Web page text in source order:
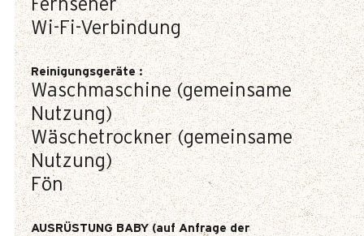
Fernseher
Wi-Fi-Verbindung
Reinigungsgeräte:
Waschmaschine (gemeinsame
Nutzung)
Wäschetrockner (gemeinsame
Nutzung)
Fön
AUSRÜSTUNG BABY (auf Anfrage der